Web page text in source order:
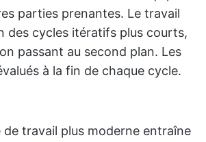
parties prenantes. Le travail
des cycles itératifs plus courts,
passant au second plan. Les
à la fin de chaque cycle.
travail plus moderne entraîne